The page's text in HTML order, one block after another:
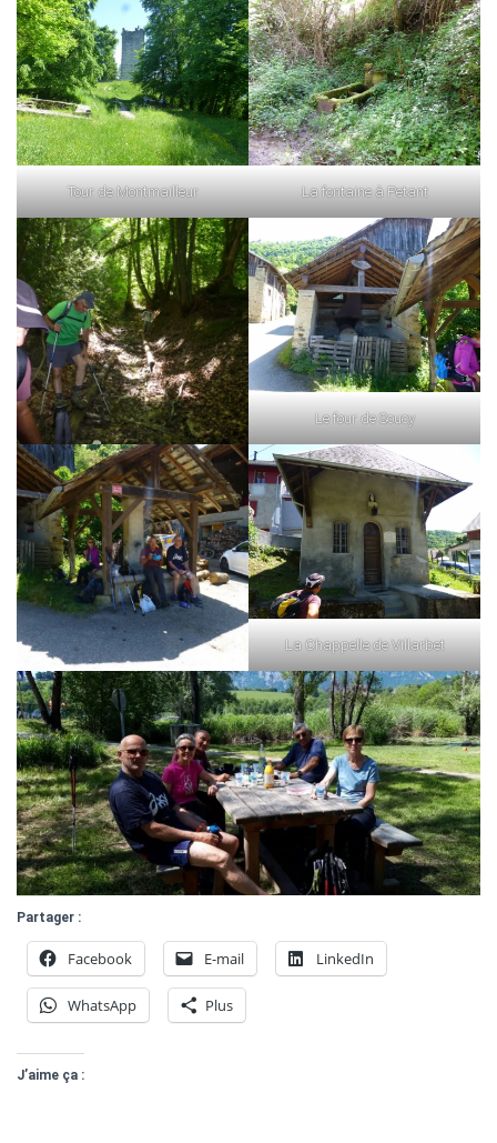
Tour de Montmailleur La fontaine à Petant
Le four de Soucy
La Chappelle de Villarbet
Partager :
Facebook E-mail LinkedIn
WhatsApp Plus
J’aime ça :